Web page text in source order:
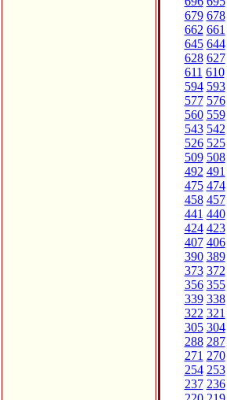
679 678
662 661
645 644
628 627
611 610
594 593
577 576
560 559
543 542
526 525
509 508
492 491
475 474
458 457
441 440
424 423
407 406
390 389
373 372
356 355
339 338
322 321
305 304
288 287
271 270
254 253
237 236